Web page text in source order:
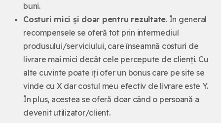
buni.
Costuri mici și doar pentru rezultate. În general
recompensele se oferă tot prin intermediul
produsului/serviciului, care înseamnă costuri de
livrare mai mici decât cele percepute de clienți. Cu
alte cuvinte poate îți ofer un bonus care pe site se
vinde cu X dar costul meu efectiv de livrare este Y.
În plus, acestea se oferă doar când o persoană a
devenit utilizator/client.